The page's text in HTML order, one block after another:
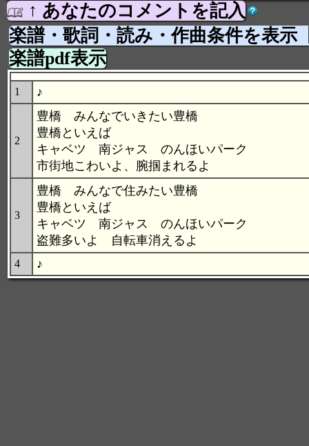
↑ あなたのコメントを記入
楽譜・歌詞・読み・作曲条件を表示
楽譜pdf表示
1 ♪
2
豊橋 みんなでいきたい豊橋
豊橋といえば
キャベツ 南ジャス のんほいパーク
市街地こわいよ、腕掴まれるよ
3
豊橋 みんなで住みたい豊橋
豊橋といえば
キャベツ 南ジャス のんほいパーク
盗難多いよ 自転車消えるよ
4 ♪